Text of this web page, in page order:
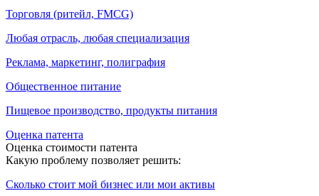
Торговля (ритейл, FMCG)
Любая отрасль, любая специализация
Реклама, маркетинг, полиграфия
Общественное питание
Пищевое производство, продукты питания
Оценка патента
Оценка стоимости патента
Какую проблему позволяет решить:
Сколько стоит мой бизнес или мои активы